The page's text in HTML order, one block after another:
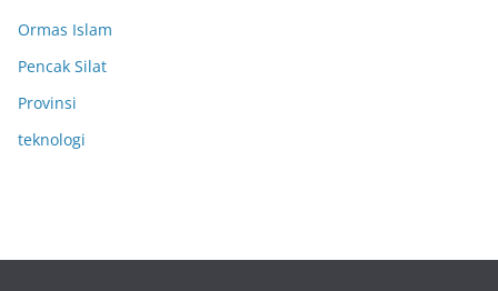
Ormas Islam
Pencak Silat
Provinsi
teknologi